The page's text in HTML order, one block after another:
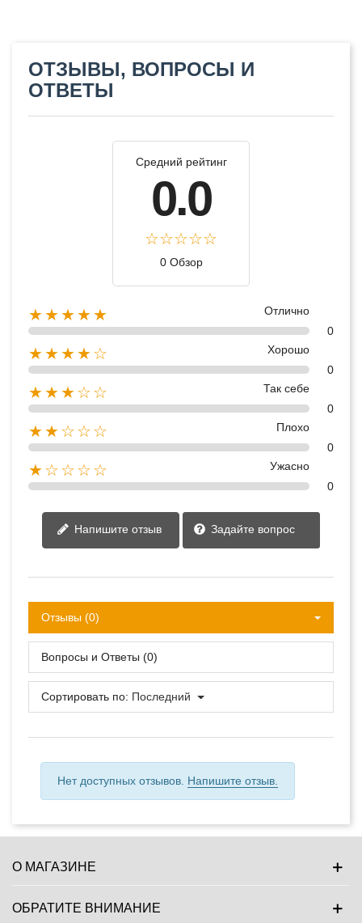
ОТЗЫВЫ, ВОПРОСЫ И
ОТВЕТЫ
Средний рейтинг
0.0
0 Обзор
★★★★★
Отлично
0
★★★★☆
Хорошо
0
★★★☆☆
Так себе
0
★★☆☆☆
Плохо
0
★☆☆☆☆
Ужасно
0
Напишите отзыв Задайте вопрос
Отзывы (0)
Вопросы и Ответы (0)
Сортировать по: Последний
Нет доступных отзывов. Напишите отзыв.
О МАГАЗИНЕ
ОБРАТИТЕ ВНИМАНИЕ